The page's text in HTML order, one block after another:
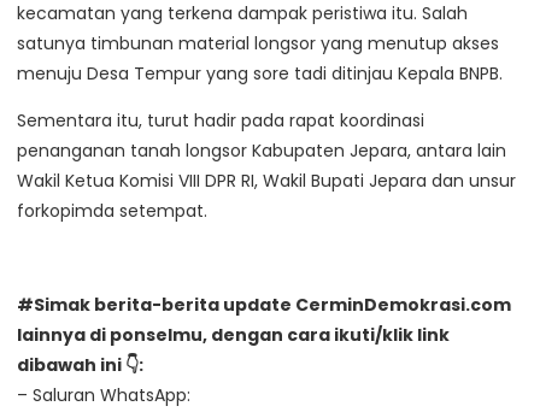
kecamatan yang terkena dampak peristiwa itu. Salah
satunya timbunan material longsor yang menutup akses
menuju Desa Tempur yang sore tadi ditinjau Kepala BNPB.
Sementara itu, turut hadir pada rapat koordinasi
penanganan tanah longsor Kabupaten Jepara, antara lain
Wakil Ketua Komisi VIII DPR RI, Wakil Bupati Jepara dan unsur
forkopimda setempat.
#Simak berita-berita update CerminDemokrasi.com
lainnya di ponselmu, dengan cara ikuti/klik link
dibawah ini 👇:
– Saluran WhatsApp: